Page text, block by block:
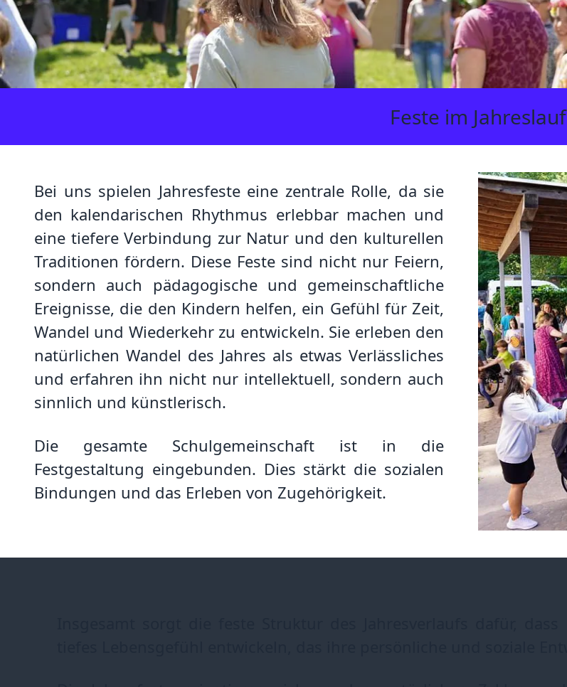
Feste im Jahreslauf
Bei uns spielen Jahresfeste eine zentrale Rolle, da sie
den kalendarischen Rhythmus erlebbar machen und
eine tiefere Verbindung zur Natur und den kulturellen
Traditionen fördern. Diese Feste sind nicht nur Feiern,
sondern auch pädagogische und gemeinschaftliche
Ereignisse, die den Kindern helfen, ein Gefühl für Zeit,
Wandel und Wiederkehr zu entwickeln. Sie erleben den
natürlichen Wandel des Jahres als etwas Verlässliches
und erfahren ihn nicht nur intellektuell, sondern auch
sinnlich und künstlerisch.
Die gesamte Schulgemeinschaft ist in die
Festgestaltung eingebunden. Dies stärkt die sozialen
Bindungen und das Erleben von Zugehörigkeit.